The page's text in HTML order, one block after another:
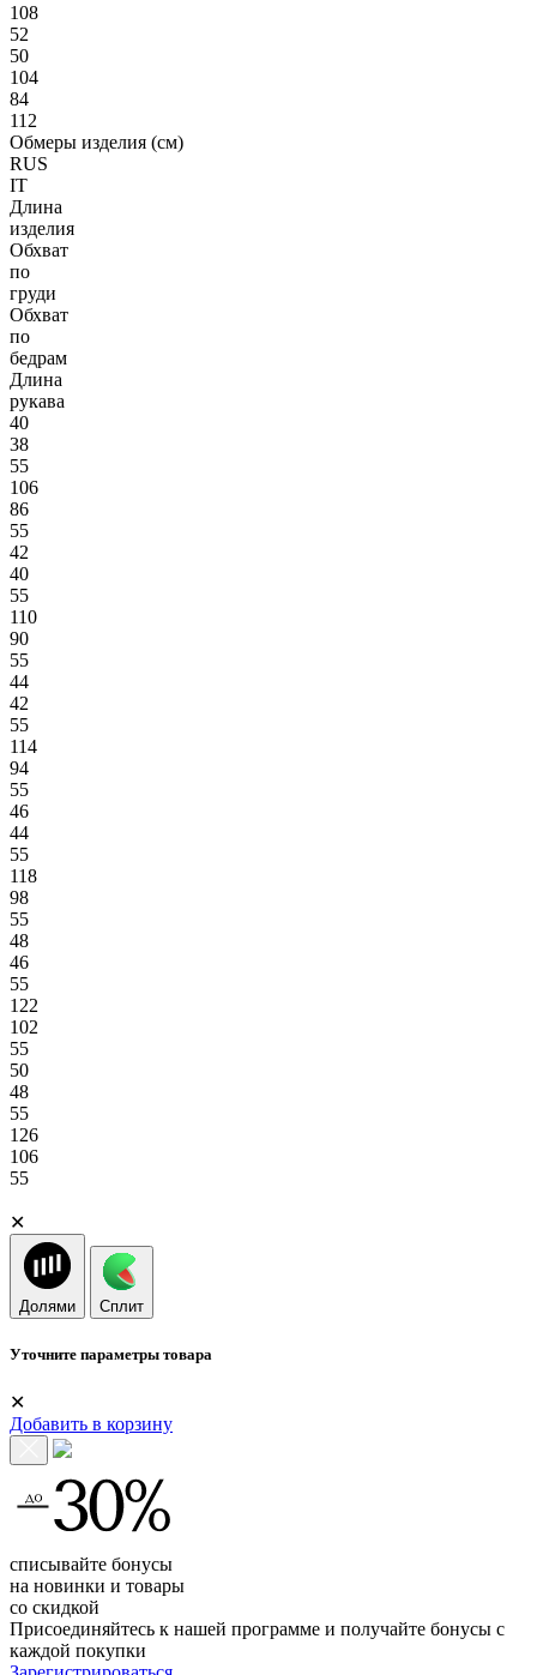
108
52
50
104
84
112
Обмеры изделия (см)
RUS
IT
Длина
изделия
Обхват
по
груди
Обхват
по
бедрам
Длина
рукава
40
38
55
106
86
55
42
40
55
110
90
55
44
42
55
114
94
55
46
44
55
118
98
55
48
46
55
122
102
55
50
48
55
126
106
55
✕
Долями Сплит
Уточните параметры товара
✕
Добавить в корзину
списывайте бонусы
на новинки и товары
со скидкой
Присоединяйтесь к нашей программе и получайте бонусы с
каждой покупки